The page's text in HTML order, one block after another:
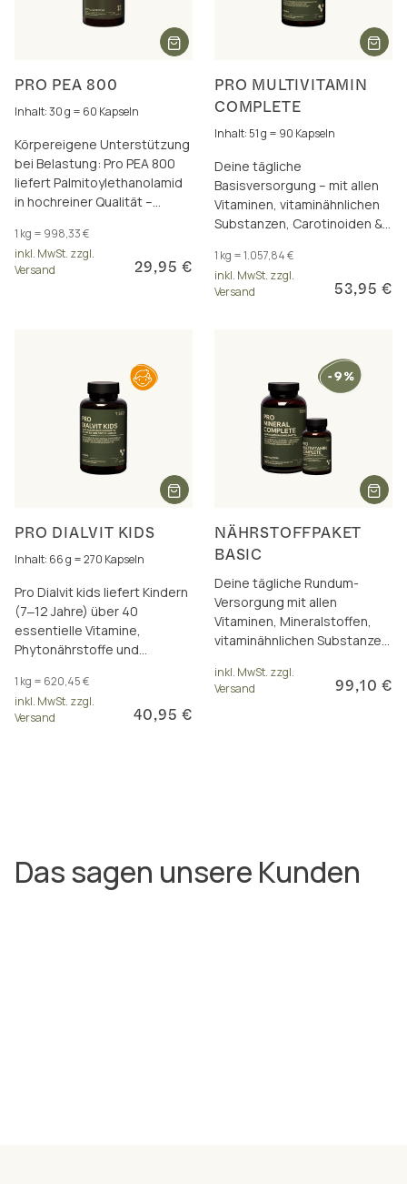
PRO PEA 800
Inhalt: 30 g = 60 Kapseln
Körpereigene Unterstützung
bei Belastung: Pro PEA 800
liefert Palmitoylethanolamid
in hochreiner Qualität –
einsetzbar.
1 kg = 998,33 €
inkl. MwSt. zzgl.
Versand
29,95 €
PRO MULTIVITAMIN
COMPLETE
Inhalt: 51 g = 90 Kapseln
Deine tägliche
Basisversorgung – mit allen
Vitaminen, vitaminähnlichen
Substanzen, Carotinoiden &
Rezeptur
1 kg = 1.057,84 €
inkl. MwSt. zzgl.
Versand
53,95 €
PRO DIALVIT KIDS
Inhalt: 66 g = 270 Kapseln
Pro Dialvit kids liefert Kindern
(7‒12 Jahre) über 40
essentielle Vitamine,
Phytonährstoffe und
und Zellschutz.
1 kg = 620,45 €
inkl. MwSt. zzgl.
Versand
40,95 €
NÄHRSTOFFPAKET
BASIC
Deine tägliche Rundum-
Versorgung mit allen
Vitaminen, Mineralstoffen,
vitaminähnlichen Substanzen
Pflanzennährstoffen
inkl. MwSt. zzgl.
Versand
99,10 €
Das sagen unsere Kunden